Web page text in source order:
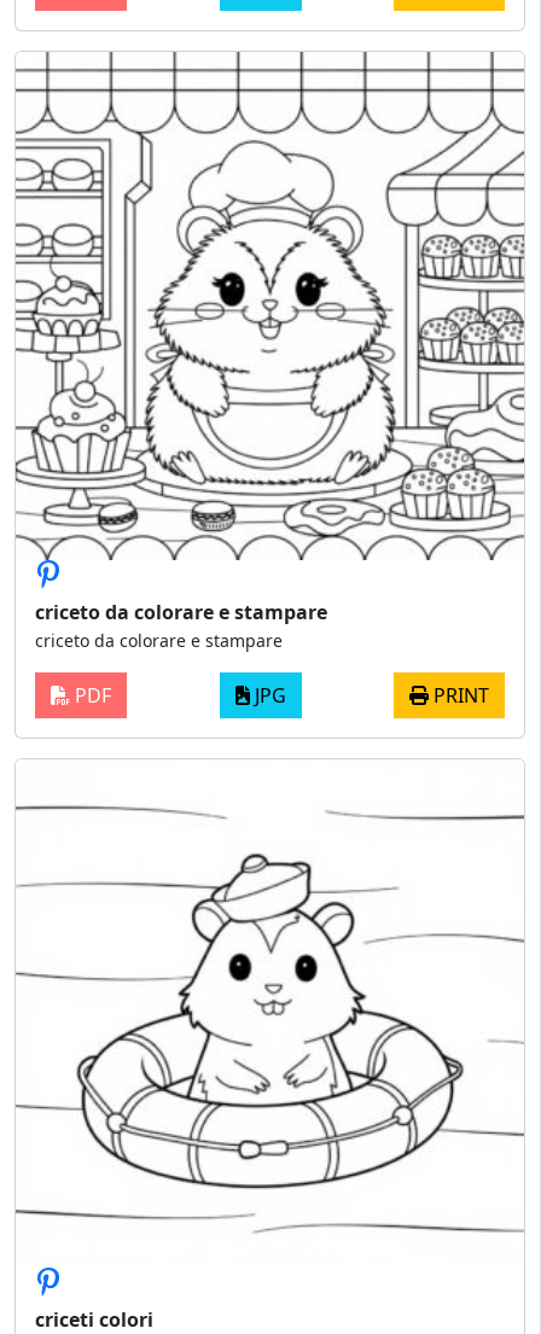
criceto da colorare e stampare
criceto da colorare e stampare
PDF JPG PRINT
criceti colori